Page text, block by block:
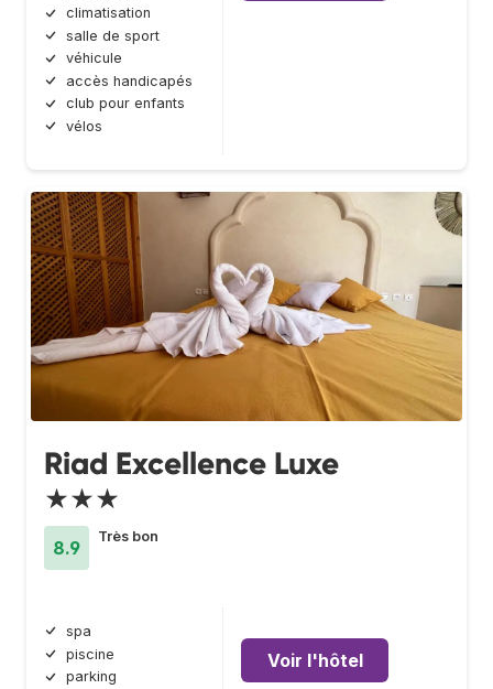
climatisation
salle de sport
véhicule
accès handicapés
club pour enfants
vélos
Riad Excellence Luxe
★★★
8.9
Très bon
spa
piscine
parking
Voir l'hôtel